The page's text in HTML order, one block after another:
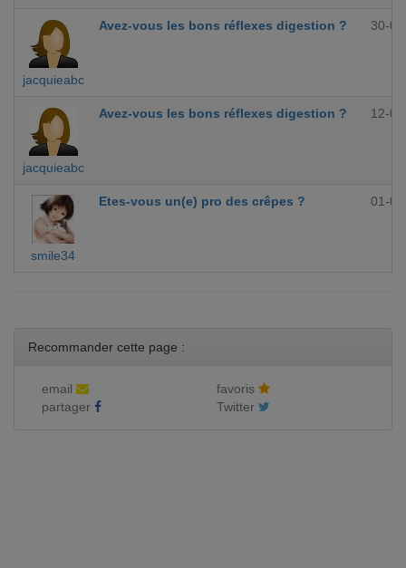
jacquieabc
Avez-vous les bons réflexes digestion ? 30-
jacquieabc
Avez-vous les bons réflexes digestion ? 12-
smile34
Etes-vous un(e) pro des crêpes ? 01-
Recommander cette page :
email
favoris
partager
Twitter